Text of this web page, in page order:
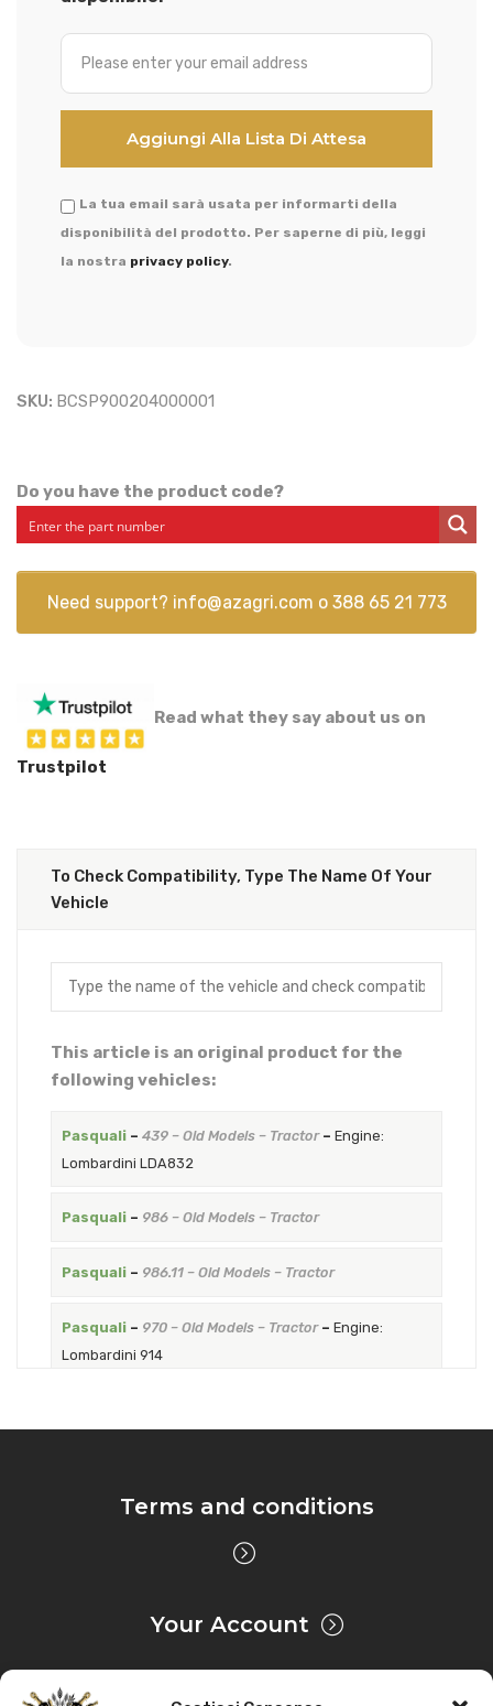
La tua email sarà usata per informarti della
disponibilità del prodotto. Per saperne di più, leggi
la nostra privacy policy.
SKU: BCSP900204000001
Do you have the product code?
Need support? info@azagri.com o 388 65 21 773
Read what they say about us on
Trustpilot
To Check Compatibility, Type The Name Of Your
Vehicle
This article is an original product for the
following vehicles:
Pasquali– 439 – Old Models – Tractor– Engine:
Lombardini LDA832
Pasquali– 986 – Old Models – Tractor
Pasquali– 986.11 – Old Models – Tractor
Pasquali– 970 – Old Models – Tractor– Engine:
Lombardini 914
following vehicles:
Terms and conditions
Your Account